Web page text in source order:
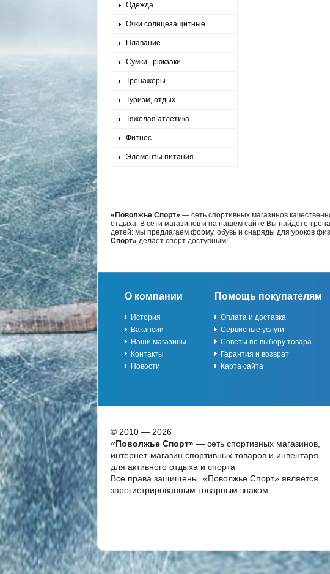
Одежда
Очки солнцезащитные
Плавание
Сумки , рюкзаки
Тренажеры
Туризм, отдых
Тяжелая атлетика
Фитнес
Элементы питания
«Поволжье Спорт» — сеть спортивных магазинов
отдыха. В сети магазинов и на нашем сайте Вы найдёте
детей: мы предлагаем форму, обувь и снаряды для уроков
Спорт» делает спорт доступным!
О компании
История
Вакансии
Наши магазины
Контакты
Новости
Помощь покупателям
Оплата и доставка
Сервисные услуги
Советы по выбору товара
Гарантия и возврат
Карта сайта
© 2010 — 2026
«Поволжье Спорт»— сеть спортивных магазинов,
интернет-магазин спортивных товаров и инвентаря
для активного отдыха и спорта
Все права защищены. «Поволжье Спорт» является
зарегистрированным товарным знаком.